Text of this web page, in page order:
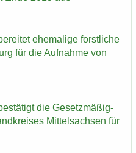
ehe­ma­li­ge forst­li­che
für die Auf­nah­me von
die Ge­setz­mä­ßig­
Mit­tel­sach­sen für